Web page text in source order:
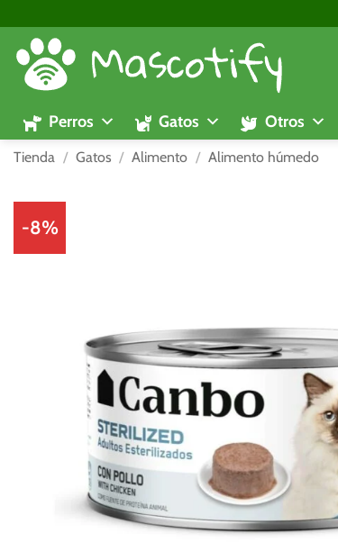
al
contenido
Perros Gatos Otros
Tienda / Gatos / Alimento / Alimento húmedo
-8%